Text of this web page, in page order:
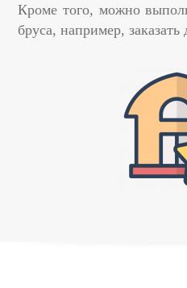
Кроме того, можно
бруса, например,